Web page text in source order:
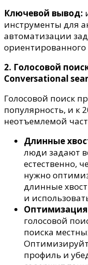
Ключевой вывод:
инструменты для
автоматизации
2. Голосовой
Conversational
Голосовой поиск
популярность, и к
неотъемлемой
Длинные
люди задают
естественно,
нужно
длинные
и
голосовой
поиска
профиль и